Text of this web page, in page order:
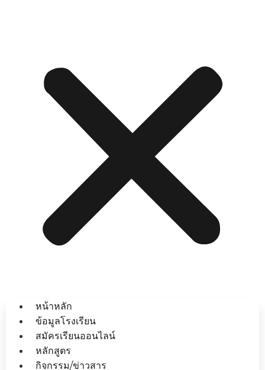
หน้าหลัก
ข้อมูลโรงเรียน
สมัครเรียนออนไลน์
หลักสูตร
กิจกรรม/ข่าวสาร